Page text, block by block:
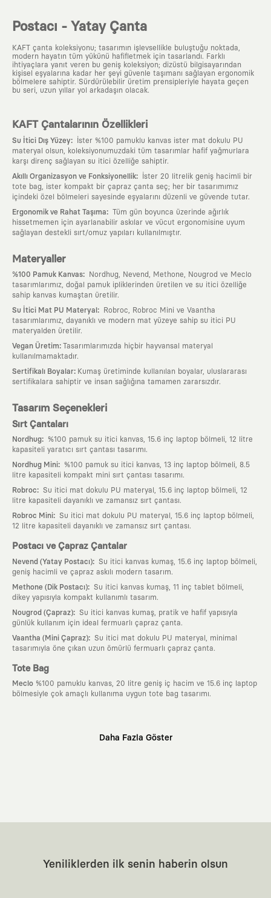
Postacı - Yatay Çanta
KAFT çanta koleksiyonu; tasarımın işlevsellikle buluştuğu noktada,
modern hayatın tüm yükünü hafifletmek için tasarlandı. Farklı
ihtiyaçlara yanıt veren bu geniş koleksiyon; dizüstü bilgisayarından
kişisel eşyalarına kadar her şeyi güvenle taşımanı sağlayan ergonomik
bölmelere sahiptir. Sürdürülebilir üretim prensipleriyle hayata geçen
bu seri, uzun yıllar yol arkadaşın olacak.
KAFT Çantalarının Özellikleri
Su İtici Dış Yüzey:
İster %100 pamuklu kanvas ister mat dokulu PU
materyal olsun, koleksiyonumuzdaki tüm tasarımlar hafif yağmurlara
karşı direnç sağlayan su itici özelliğe sahiptir.
Akıllı Organizasyon ve Fonksiyonellik:
İster 20 litrelik geniş hacimli bir
tote bag, ister kompakt bir çapraz çanta seç; her bir tasarımımız
içindeki özel bölmeleri sayesinde eşyalarını düzenli ve güvende tutar.
Ergonomik ve Rahat Taşıma: Tüm gün boyunca üzerinde ağırlık
hissetmemen için ayarlanabilir askılar ve vücut ergonomisine uyum
sağlayan destekli sırt/omuz yapıları kullanılmıştır.
Materyaller
%100 Pamuk Kanvas:
Nordhug, Nevend, Methone, Nougrod ve Meclo
tasarımlarımız, doğal pamuk ipliklerinden üretilen ve su itici özelliğe
sahip kanvas kumaştan üretilir.
Su İtici Mat PU Materyal :
Robroc, Robroc Mini ve Vaantha
tasarımlarımız, dayanıklı ve modern mat yüzeye sahip su itici PU
materyalden üretilir.
Vegan Üretim: Tasarımlarımızda hiçbir hayvansal materyal
kullanılmamaktadır.
Sertifikalı Boyalar: Kumaş üretiminde kullanılan boyalar, uluslararası
sertifikalara sahiptir ve insan sağlığına tamamen zararsızdır.
Tasarım Seçenekleri
Sırt Çantaları
Nordhug:
%100 pamuk su itici kanvas, 15.6 inç laptop bölmeli, 12 litre
kapasiteli yaratıcı sırt çantası tasarımı.
Nordhug Mini:
%100 pamuk su itici kanvas, 13 inç laptop bölmeli, 8.5
litre kapasiteli kompakt mini sırt çantası tasarımı.
Robroc: Su itici mat dokulu PU materyal, 15.6 inç laptop bölmeli, 12
litre kapasiteli dayanıklı ve zamansız sırt çantası.
Robroc Mini: Su itici mat dokulu PU materyal, 15.6 inç laptop bölmeli,
12 litre kapasiteli dayanıklı ve zamansız sırt çantası.
Postacı ve Çapraz Çantalar
Nevend (Yatay Postacı): Su itici kanvas kumaş, 15.6 inç laptop bölmeli,
geniş hacimli ve çapraz askılı modern tasarım.
Methone (Dik Postacı): Su itici kanvas kumaş, 11 inç tablet bölmeli,
dikey yapısıyla kompakt kullanımlı tasarım.
Nougrod (Çapraz): Su itici kanvas kumaş, pratik ve hafif yapısıyla
günlük kullanım için ideal fermuarlı çapraz çanta.
Vaantha (Mini Çapraz): Su itici mat dokulu PU materyal, minimal
tasarımıyla öne çıkan uzun ömürlü fermuarlı çapraz çanta.
Tote Bag
Meclo %100 pamuklu kanvas, 20 litre geniş iç hacim ve 15.6 inç laptop
bölmesiyle çok amaçlı kullanıma uygun tote bag tasarımı.
dolabının en değerli parçası olarak kalacak, hikayesini ve estetik
Yaratıcı Bir Topluluk
KAFT, keşfetmeyi sevenlerin, sanata tutkuyla bağlı
olanların ve şehri özgürce adımlayanların ortak dilidir. Üzerinde
Daha Fazla Göster
Yeniliklerden ilk senin haberin olsun